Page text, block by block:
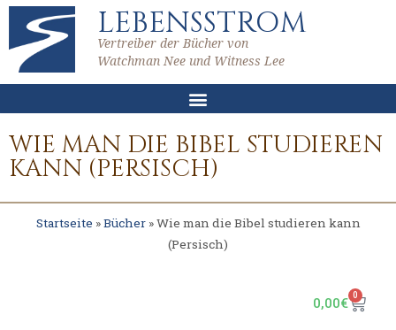
LEBENSSTROM
Vertreiber der Bücher von
Watchman Nee und Witness Lee
WIE MAN DIE BIBEL STUDIEREN
KANN (PERSISCH)
Startseite »Bücher»Wie man die Bibel studieren kann
(Persisch)
0,00€ 0